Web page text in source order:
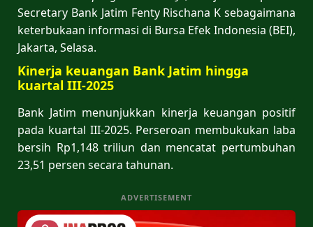
Secretary Bank Jatim Fenty Rischana K sebagaimana
keterbukaan informasi di Bursa Efek Indonesia (BEI),
Jakarta, Selasa.
Kinerja keuangan Bank Jatim hingga
kuartal III-2025
Bank Jatim menunjukkan kinerja keuangan positif
pada kuartal III-2025. Perseroan membukukan laba
bersih Rp1,148 triliun dan mencatat pertumbuhan
23,51 persen secara tahunan.
ADVERTISEMENT